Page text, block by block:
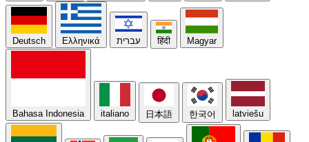
Deutsch Ελληνικά עברית हिंदी Magyar
Bahasa Indonesia italiano 日本語 한국어 latviešu